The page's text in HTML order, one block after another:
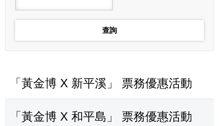
「黃金博 X 新平溪」 票務優惠活動
「黃金博 X 和平島」 票務優惠活動